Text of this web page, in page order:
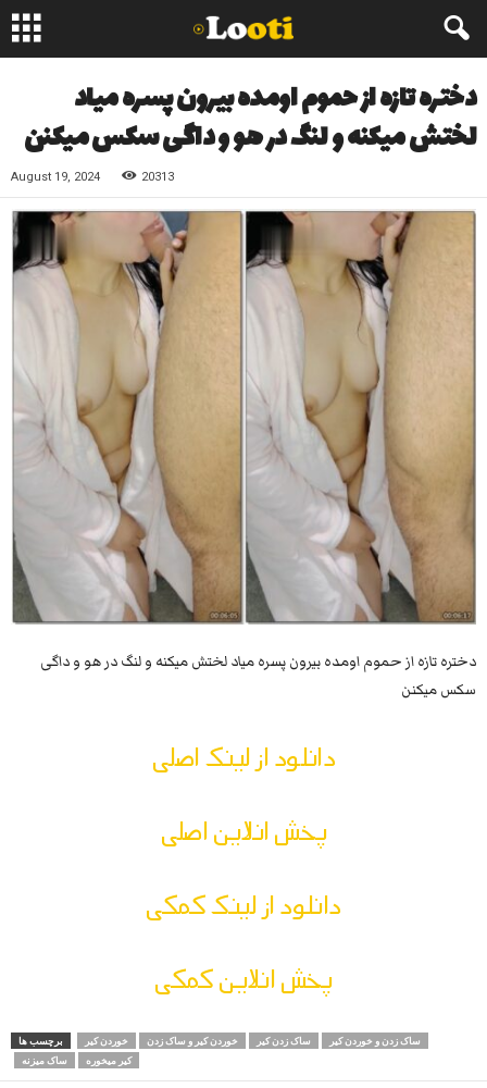
دختره تازه از حموم اومده بیرون پسره میاد
لختش میکنه و لنگ در هو و داگی سکس میکنن
August 19, 2024 20313
دختره تازه از حموم اومده بیرون پسره میاد لختش میکنه و لنگ در هو و داگی
سکس میکنن
دانلود از لینک اصلی
پخش انلاین اصلی
دانلود از لینک کمکی
پخش انلاین کمکی
برچسب ها خوردن کیر خوردن کیر و ساک زدن ساک زدن کیر
ساک زدن و خوردن کیر
ساک میزنه
کیر میخوره